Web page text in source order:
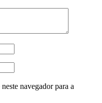
navegador para a